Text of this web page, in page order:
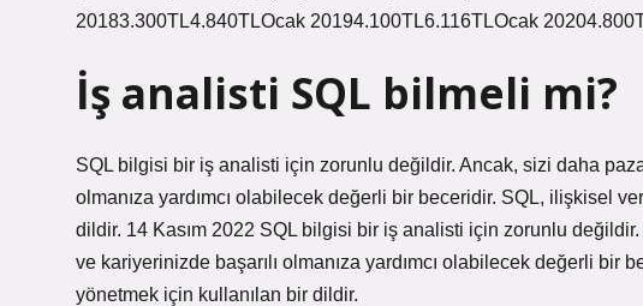
20183.300TL4.840TLOcak 20194.100TL6.116TLOcak
İş analisti SQL bilmeli mi?
SQL bilgisi bir iş analisti için zorunlu değildir. Ancak, sizi daha
olmanıza yardımcı olabilecek değerli bir beceridir. SQL, ilişkisel
dildir. 14 Kasım 2022 SQL bilgisi bir iş analisti için zorunlu
ve kariyerinizde başarılı olmanıza yardımcı olabilecek değerli bir
yönetmek için kullanılan bir dildir.